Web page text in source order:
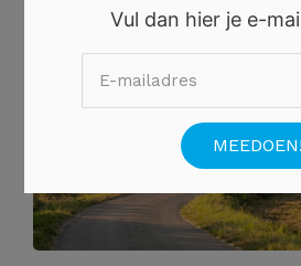
Vul dan hier je e-